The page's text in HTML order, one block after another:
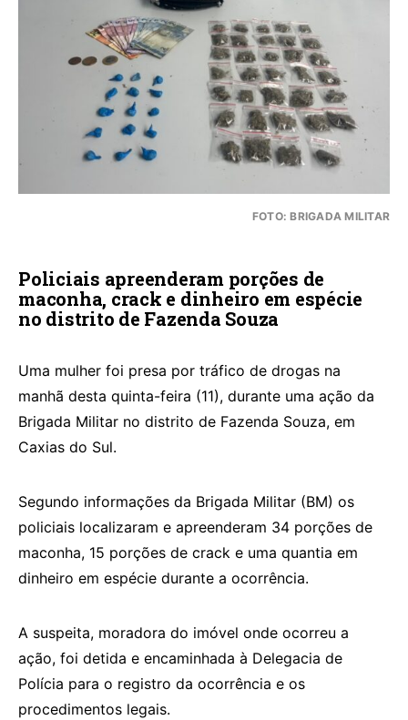
FOTO: BRIGADA MILITAR
Policiais apreenderam porções de
maconha, crack e dinheiro em espécie
no distrito de Fazenda Souza
Uma mulher foi presa por tráfico de drogas na
manhã desta quinta-feira (11), durante uma ação da
Brigada Militar no distrito de Fazenda Souza, em
Caxias do Sul.
Segundo informações da Brigada Militar (BM) os
policiais localizaram e apreenderam 34 porções de
maconha, 15 porções de crack e uma quantia em
dinheiro em espécie durante a ocorrência.
A suspeita, moradora do imóvel onde ocorreu a
ação, foi detida e encaminhada à Delegacia de
Polícia para o registro da ocorrência e os
procedimentos legais.